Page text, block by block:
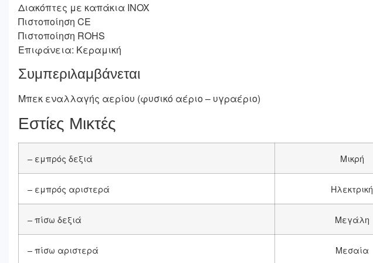
Διακόπτες με καπάκια INOX
Πιστοποίηση CE
Πιστοποίηση ROHS
Επιφάνεια: Κεραμική
Συμπεριλαμβάνεται
Μπεκ εναλλαγής αερίου (φυσικό αέριο – υγραέριο)
Εστίες Μικτές
– εμπρός δεξιά Μικρή
– εμπρός αριστερά Ηλεκτρική
– πίσω δεξιά Μεγάλη
– πίσω αριστερά Μεσαία